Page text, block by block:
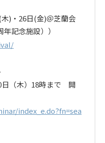
木)・26日(金)＠芝蘭会
記念施設））
日（木）18時まで 開
index_e.do?fn=sea